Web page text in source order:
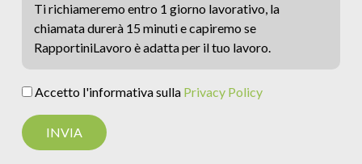
Ti richiameremo entro 1 giorno lavorativo, la
chiamata durerà 15 minuti e capiremo se
RapportiniLavoro è adatta per il tuo lavoro.
Accetto l'informativa sulla Privacy Policy